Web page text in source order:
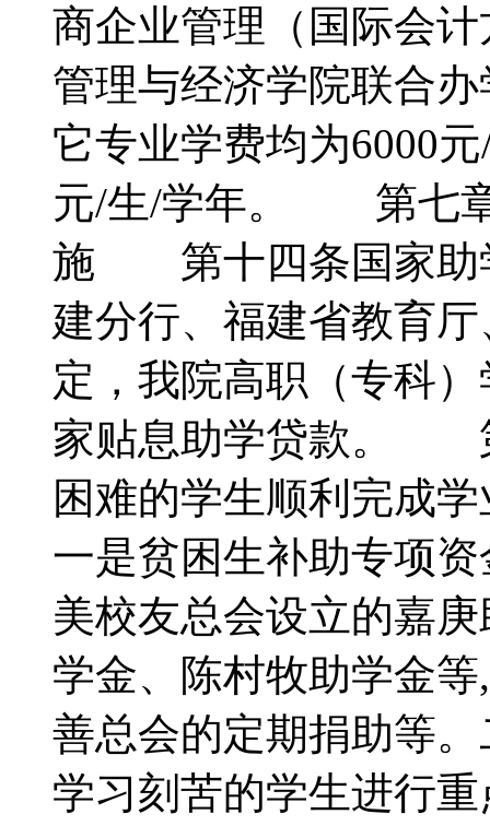
商企业管理（国际会
管理与经济学院联合
它专业学费均为6000
元/生/学年。 第七章
施 第十四条国家助
建分行、福建省教育
定，我院高职（专科
家贴息助学贷款。
困难的学生顺利完成
一是贫困生补助专项
美校友总会设立的嘉
学金、陈村牧助学金
善总会的定期捐助等
学习刻苦的学生进行